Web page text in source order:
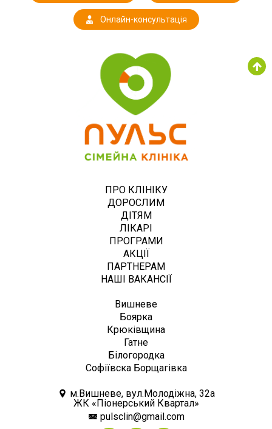
Онлайн-консультація
ПРО КЛІНІКУ
ДОРОСЛИМ
ДІТЯМ
ЛІКАРІ
ПРОГРАМИ
АКЦІЇ
ПАРТНЕРАМ
НАШІ ВАКАНСІЇ
Вишневе
Боярка
Крюківщина
Гатне
Білогородка
Софіївска Борщагівка
м.Вишневе, вул.Молодіжна, 32а
ЖК «Піонерський Квартал»
pulsclin@gmail.com